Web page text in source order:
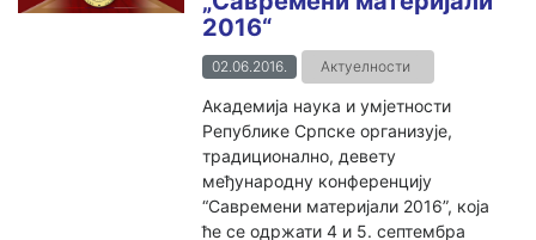
2016“
02.06.2016. Актуелности
Академија наука и умјетности
Републике Српске организује,
традиционално, девету
међународну конференцију
“Савремени материјали 2016”, која
ће се одржати 4 и 5. септембра